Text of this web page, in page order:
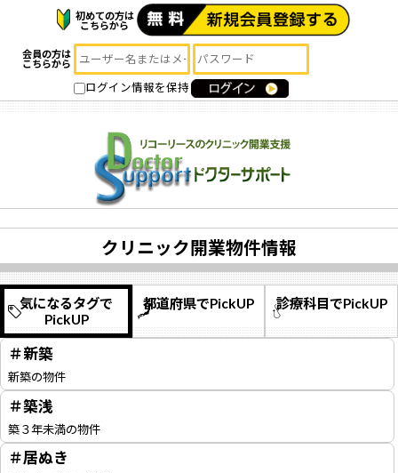
初めての方は
こちらから
会員の方は
こちらから
ログイン情報を保持
クリニック開業物件情報
気になるタグで
PickUP
都道府県でPickUP 診療科目でPickUP
＃新築
新築の物件
＃築浅
築３年未満の物件
＃居ぬき